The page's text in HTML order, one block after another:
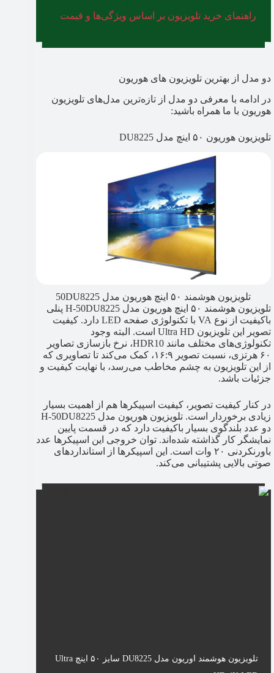
راهنمای خرید تلویزیون بر اساس ویژگی‌ها و قیمت
دو مدل از بهترین تلویزیون های هوریون
در ادامه با معرفی دو مدل از تازه‌ترین مدل‌های تلویزیون
هوریون با ما همراه باشید:
تلویزیون هوریون ۵۰ اینچ مدل DU8225
تلویزیون هوشمند ۵۰ اینچ هوریون مدل 50DU8225
تلویزیون هوشمند ۵۰ اینچ هوریون مدل H-50DU8225 پنلی
باکیفیت از نوع VA با تکنولوژی صفحه LED دارد. کیفیت
تصویر این تلویزیون Ultra ‎HD است. البته وجود
تکنولوژی‌های مختلف مانند HDR10، نرخ بازسازی تصاویر
۶۰ هرتزی، نسبت تصویر ۱۶:۹، کمک می‌کند تا تصاویری که
از این تلویزیون به چشم مخاطب می‌رسد، با نهایت کیفیت و
جزئیات باشد.
در کنار کیفیت تصویر، کیفیت اسپیکرها هم از اهمیت بسیار
زیادی برخوردار است. تلویزیون هوریون مدل H-50DU8225
دو عدد بلندگوی بسیار باکیفیت دارد که در قسمت پایین
نمایشگر کار گذاشته شده‌اند. توان خروجی این اسپیکرها عدد
باورنکردنی ۲۰ وات است. این اسپیکرها از استانداردهای
صوتی بالایی پشتیبانی می‌کند.
تلویزیون هوشمند اوریون مدل DU8225 سایز ۵۰ اینچ Ultra